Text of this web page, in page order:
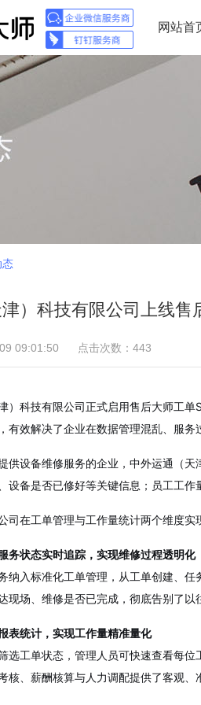
网站首
态
）科技有限公司上线
09:01:50 点击次数：443
）科技有限公司正式启用售后大师工
有效解决了企业在数据管理混乱、服
供设备维修服务的企业，中外运通（
设备是否已修好等关键信息；员工工
司在工单管理与工作量统计两个维度实
务状态实时追踪，实现维修过程透明化
纳入标准化工单管理，从工单创建、
现场、维修是否已完成，彻底告别了以
表统计，实现工作量精准量化
选工单状态，管理人员可快速查看每
核、薪酬核算与人力调配提供了客观、